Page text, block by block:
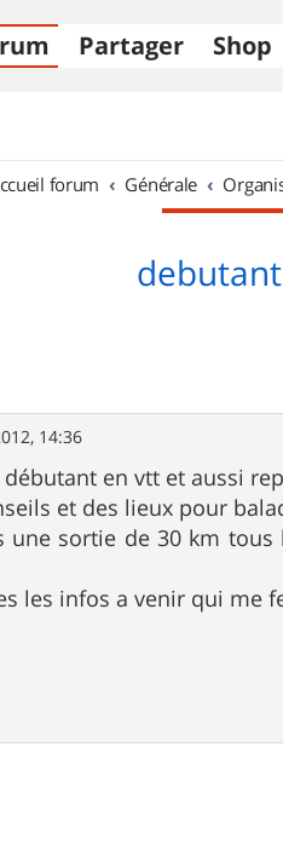
Partager Shop
forum Générale
14:36
en vtt et aussi
et des lieux pour
une sortie de 30 km
les infos a venir qui me